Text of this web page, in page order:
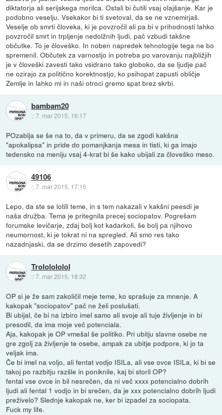
diktatorja ali serijskega morilca. Ostali bi čutili vsaj olajšanje. Kar je
podobno veselju. Vsekakor bi ti svetoval, da se ne vznemirjaš.
Veselje ob smrti človeka, ki je povzročil ali pa bi v prihodnosti lahko
povzročil smrt in trpljenje nedolžnih ljudi, pač vzbudi takšne
občutke. To je človeško. In noben napredek tehnologije tega ne bo
spremenil. Občutek za varnostjo in potreba po varovanju najbližjih
je v človeški zavesti tako vsidrano tako globoko, da se ljudje pač
ne ozirajo za politično korektnostjo, ko psihopat zapusti obličje
Zemlje in lahko mi in naši otroci gremo spat brez skrbi.
bambam20
::7. mar 2015, 16:17
POzablja se še na to, da v primeru, da se zgodi kakšna
"apokalipsa" in pride do pomanjkanja mesa in tisti, ki ga imajo
tedensko na meniju vsaj 4-krat bi še kako ubijali za človeško meso.
49106
::7. mar 2015, 17:15
Lepo, da ste se lotili teme, in s tem nakazali v kakšni peesdi je
naša družba. Tema je pritegnila precej sociopatov. Pogrešam
forumske levičarje, zdaj bolj kot kadarkoli, še bolj pa njihovo
neumornost, ki je tokrat ni na spregled. Ali smo res tako
nazadnjaski, da se drzimo desetih zapovedi?
Trololololol
::7. mar 2015, 18:32
OP si je že sam zakoličil meje teme, ko sprašuje za mnenje. A
kakopak "sociopatov" pač ne želi poslušati.
Bi ubijal, če bi na izbiro imel samo ali svoje ali tuje življenje in bi
presodil, da ima moje več potenciala.
Aja, kakopak je OP vmešal še politiko. Pri ubitju slavne osebe ne
gre zgolj za življenje te osebe, ampak za ubitje podpore, ki jo ta
veljak ima.
Če bi imel na voljo, ali fentat vodjo ISILa, ali vse ovce ISILa, ki bi se
takoj po razbitju razšle in poniknile, kaj bi storil OP?
fental vse ovce in bil nesrečen, da ni več xxxx potencialno dobrih
ljudi ali fental 1 vodjo in bi srečen, da je xxx potencialno dobrih ljudi
preživelo? Slednje kakopak ne, ker bi izpadel za sociopata.
Fuck my life.